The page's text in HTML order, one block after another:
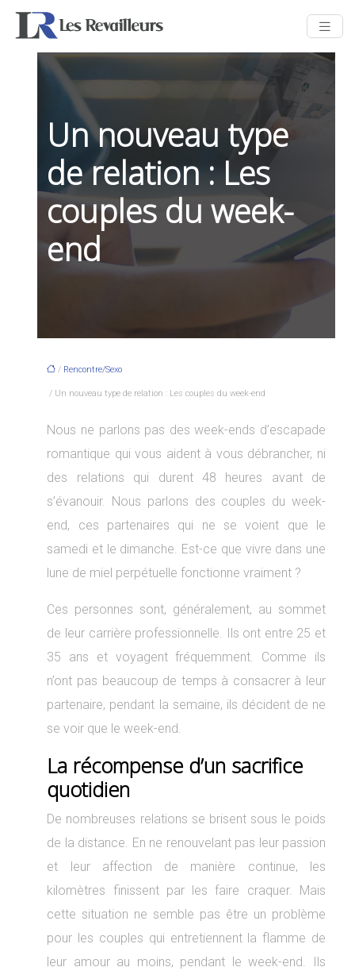
Un nouveau type
de relation : Les
couples du week-
end
/ Rencontre/Sexo
/ Un nouveau type de relation : Les couples du week-end
Nous ne parlons pas des week-ends d’escapade
romantique qui vous aident à vous débrancher, ni
des relations qui durent 48 heures avant de
s’évanouir. Nous parlons des couples du week-
end, ces partenaires qui ne se voient que le
samedi et le dimanche. Est-ce que vivre dans une
lune de miel perpétuelle fonctionne vraiment ?
Ces personnes sont, généralement, au sommet
de leur carrière professionnelle. Ils ont entre 25 et
35 ans et voyagent fréquemment. Comme ils
n’ont pas beaucoup de temps à consacrer à leur
partenaire, pendant la semaine, ils décident de ne
se voir que le week-end.
La récompense d’un sacrifice
quotidien
De nombreuses relations se brisent sous le poids
de la distance. En ne renouvelant pas leur passion
et leur affection de manière continue, les
kilomètres finissent par les faire craquer. Mais
cette situation ne semble pas être un problème
pour les couples qui entretiennent la flamme de
leur amour au moins, pendant le week-end. Ils